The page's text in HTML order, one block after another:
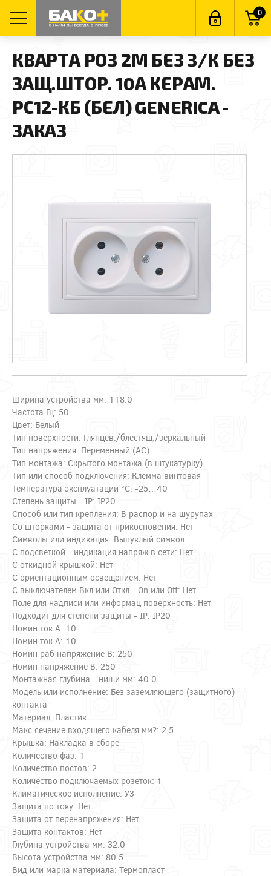
0
КВАРТА РОЗ 2М БЕЗ З/К БЕЗ
ЗАЩ.ШТОР. 10А КЕРАМ.
РС12-КБ (БЕЛ) GENERICA -
ЗАКАЗ
Ширина устройства мм: 118.0
Частота Гц: 50
Цвет: Белый
Тип поверхности: Глянцев./блестящ./зеркальный
Тип напряжения: Переменный (AC)
Тип монтажа: Скрытого монтажа (в штукатурку)
Тип или способ подключения: Клемма винтовая
Температура эксплуатации °C: -25…40
Степень защиты - IP: IP20
Способ или тип крепления: В распор и на шурупах
Со шторками - защита от прикосновения: Нет
Символы или индикация: Выпуклый символ
С подсветкой - индикация напряж в сети: Нет
С откидной крышкой: Нет
С ориентационным освещением: Нет
С выключателем Вкл или Откл - On или Off: Нет
Поле для надписи или информац поверхность: Нет
Подходит для степени защиты - IP: IP20
Номин ток А: 10
Номин ток А: 10
Номин раб напряжение В: 250
Номин напряжение В: 250
Монтажная глубина - ниши мм: 40.0
Модель или исполнение: Без заземляющего (защитного)
контакта
Материал: Пластик
Макс сечение входящего кабеля мм?: 2,5
Крышка: Накладка в сборе
Количество фаз: 1
Количество постов: 2
Количество подключаемых розеток: 1
Климатическое исполнение: У3
Защита по току: Нет
Защита от перенапряжения: Нет
Защита контактов: Нет
Глубина устройства мм: 32.0
Высота устройства мм: 80.5
Вид или марка материала: Термопласт